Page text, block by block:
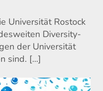
Universität Rostock
Diversity-
der Universität
sind. [...]